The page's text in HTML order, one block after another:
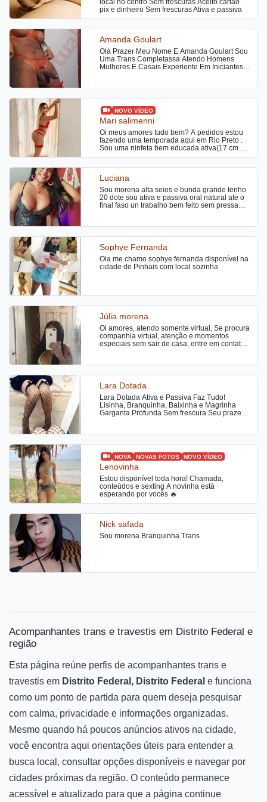
local no centro Sem frescuras Aceito cartao
pix e dinheiro Sem frescuras Ativa e passiva
Amanda Goulart
Olá Prazer Meu Nome E Amanda Goulart Sou
Uma Trans Completassa Atendo Homens
Mulheres E Casais Experiente Em Iniciantes E
NOVO VÍDEO
Mari salimenni
Oi meus amores tudo bem? A pedidos estou
fazendo uma temporada aqui em Rio Preto .
Sou uma ninfeta bem educada ativa(17 cm de
dote) e passiva , bunduda e bem atenciosa.
Venha me conhecer, um beijo
Luciana
Sou morena alta seios e bunda grande tenho
20 dote sou ativa e passiva oral natural ate o
final faso un trabalho bem feito sem pressa
Sophye Fernanda
Ola me chamo sophye fernanda disponível na
cidade de Pinhais com local sozinha
Júlia morena
Oi amores, atendo somente virtual, Se procura
companhia virtual, atenção e momentos
especiais sem sair de casa, entre em contato,
exclusivos produzidos com muito tesao feitos
para despertar seus desejos, venham me
conhecer.
Lara Dotada
Lara Dotada Ativa e Passiva Faz Tudo!
Lisinha, Branquinha, Baixinha e Magrinha
Garganta Profunda Sem frescura Seu prazer é
NOVA NOVAS FOTOS NOVO VÍDEO
Lenovinha
Estou disponível toda hora! Chamada,
conteúdos e sexting A novinha está
esperando por vocês 🔥
Nick safada
Sou morena Branquinha Trans
Acompanhantes trans e travestis em Distrito Federal e
região
Esta página reúne perfis de acompanhantes trans e
travestis em Distrito Federal, Distrito Federal e funciona
como um ponto de partida para quem deseja pesquisar
com calma, privacidade e informações organizadas.
Mesmo quando há poucos anúncios ativos na cidade,
você encontra aqui orientações úteis para entender a
busca local, consultar opções disponíveis e navegar por
cidades próximas da região. O conteúdo permanece
acessível e atualizado para que a página continue